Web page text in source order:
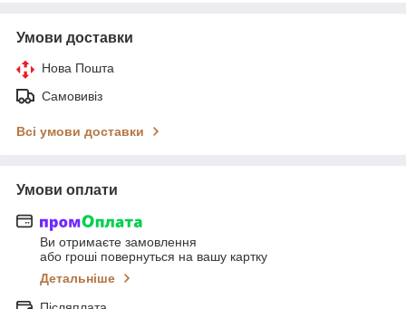
Умови доставки
Нова Пошта
Самовивіз
Всі умови доставки
Умови оплати
Ви отримаєте замовлення
або гроші повернуться на вашу картку
Детальніше